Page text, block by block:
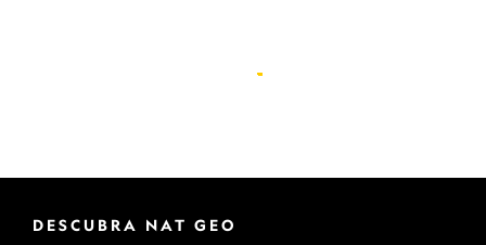
DESCUBRA NAT GEO